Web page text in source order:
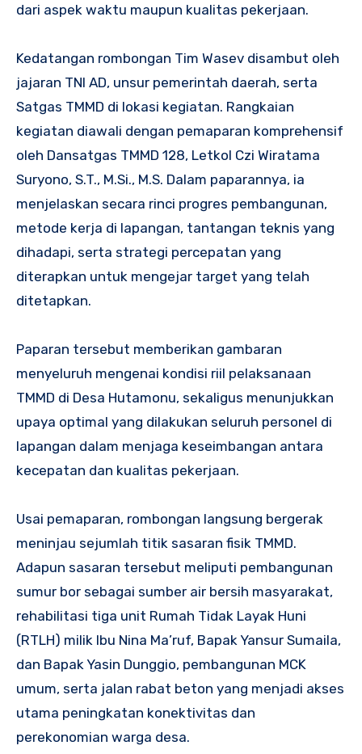
dari aspek waktu maupun kualitas pekerjaan.
Kedatangan rombongan Tim Wasev disambut oleh
jajaran TNI AD, unsur pemerintah daerah, serta
Satgas TMMD di lokasi kegiatan. Rangkaian
kegiatan diawali dengan pemaparan komprehensif
oleh Dansatgas TMMD 128, Letkol Czi Wiratama
Suryono, S.T., M.Si., M.S. Dalam paparannya, ia
menjelaskan secara rinci progres pembangunan,
metode kerja di lapangan, tantangan teknis yang
dihadapi, serta strategi percepatan yang
diterapkan untuk mengejar target yang telah
ditetapkan.
Paparan tersebut memberikan gambaran
menyeluruh mengenai kondisi riil pelaksanaan
TMMD di Desa Hutamonu, sekaligus menunjukkan
upaya optimal yang dilakukan seluruh personel di
lapangan dalam menjaga keseimbangan antara
kecepatan dan kualitas pekerjaan.
Usai pemaparan, rombongan langsung bergerak
meninjau sejumlah titik sasaran fisik TMMD.
Adapun sasaran tersebut meliputi pembangunan
sumur bor sebagai sumber air bersih masyarakat,
rehabilitasi tiga unit Rumah Tidak Layak Huni
(RTLH) milik Ibu Nina Ma’ruf, Bapak Yansur Sumaila,
dan Bapak Yasin Dunggio, pembangunan MCK
umum, serta jalan rabat beton yang menjadi akses
utama peningkatan konektivitas dan
perekonomian warga desa.